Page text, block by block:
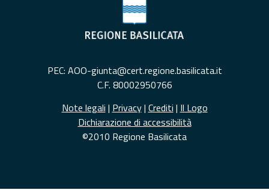
PEC: AOO-giunta@cert.regione.basilicata.it
C.F. 80002950766
Note legali | Privacy| Crediti | Il Logo
Dichiarazione di accessibilità
©2010 Regione Basilicata